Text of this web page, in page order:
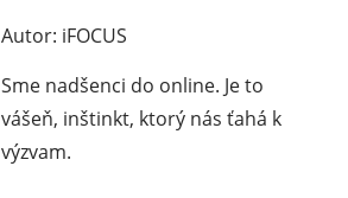
Autor: iFOCUS
Sme nadšenci do online. Je to
vášeň, inštinkt, ktorý nás ťahá k
výzvam.